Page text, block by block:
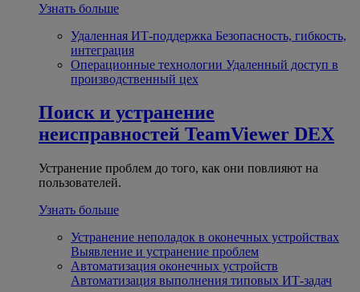
Узнать больше
Удаленная ИТ-поддержка Безопасность, гибкость,
интеграция
Операционные технологии Удаленный доступ в
производственный цех
Поиск и устранение
неисправностей TeamViewer DEX
Устранение проблем до того, как они повлияют на
пользователей.
Узнать больше
Устранение неполадок в оконечных устройствах
Выявление и устранение проблем
Автоматизация оконечных устройств
Автоматизация выполнения типовых ИТ-задач